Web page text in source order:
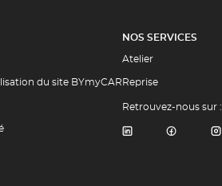
du site BYmyCAR
NOS SERVICES
Atelier
Reprise
Retrouvez-nous sur :